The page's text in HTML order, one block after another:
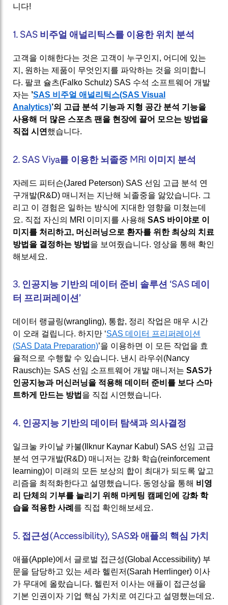
니다!
1. SAS 비주얼 애널리틱스를 이용한 위치 분석
고객을 이해한다는 것은 고객이 누구인지, 어디에 있는
지, 원하는 제품이 무엇인지를 파악하는 것을 의미합니
다. 팔코 슐츠(Falko Schulz) SAS 수석 소프트웨어 개발
자는 ’SAS 비주얼 애널리틱스(SAS Visual
Analytics)’의 고급 분석 기능과 지형 공간 분석 기능을
사용해 더 많은 스포츠 팬을 현장에 끌어 모으는 방법을
직접 시연 했습니다.
2. SAS Viya를 이용한 뇌졸중 MRI 이미지 분석
자레드 피터슨(Jared Peterson) SAS 선임 고급 분석 연
구개발(R&D) 매니저는 지난해 뇌졸중을 앓았습니다. 그
리고 이 경험은 일하는 방식에 지대한 영향을 미쳤는데
요. 직접 자신의 MRI 이미지를 사용해 SAS 바이야로 이
미지를 처리하고, 머신러닝으로 환자를 위한 최상의 치료
방법을 결정하는 방법 을 보여줬습니다. 영상을 통해 확인
해보세요.
3. 인공지능 기반의 데이터 준비 솔루션 ‘SAS 데이
터 프리퍼레이션’
데이터 랭글링(wrangling), 통합, 정리 작업은 매우 시간
이 오래 걸립니다. 하지만 ‘SAS 데이터 프리퍼레이션
(SAS Data Preparation)’을 이용하면 이 모든 작업을 효
율적으로 수행할 수 있습니다. 낸시 라우쉬(Nancy
Rausch)는 SAS 선임 소프트웨어 개발 매니저는 SAS가
인공지능과 머신러닝을 적용해 데이터 준비를 보다 스마
트하게 만드는 방법 을 직접 시연했습니다.
4. 인공지능 기반의 데이터 탐색과 의사결정
일크눌 카이날 카불(Ilknur Kaynar Kabul) SAS 선임 고급
분석 연구개발(R&D) 매니저는 강화 학습(reinforcement
learning)이 미래의 모든 보상의 합이 최대가 되도록 알고
리즘을 최적화한다고 설명했습니다. 동영상을 통해 비영
리 단체의 기부를 늘리기 위해 마케팅 캠페인에 강화 학
습을 적용한 사례 를 직접 확인해보세요.
5. 접근성(Accessibility), SAS와 애플의 핵심 가치
애플(Apple)에서 글로벌 접근성(Global Accessibility) 부
문을 담당하고 있는 세라 헬린저(Sarah Herrlinger) 이사
가 무대에 올랐습니다. 헬린저 이사는 애플이 접근성을
기본 인권이자 기업 핵심 가치로 여긴다고 설명했는데요.